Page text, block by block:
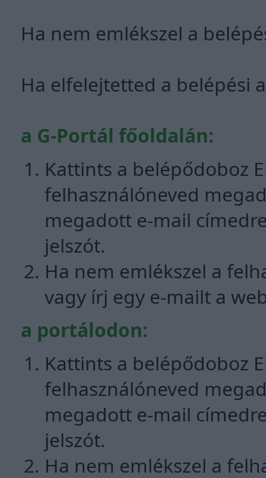
Ha nem emlékszel a
Ha elfelejtetted a belépési
a G-Portál főoldalán:
Kattints a belépődoboz
felhasználóneved
megadott e-mail
jelszót.
Ha nem emlékszel a
vagy írj egy e-mailt a
a portálodon:
Kattints a belépődoboz
felhasználóneved
megadott e-mail
jelszót.
Ha nem emlékszel a